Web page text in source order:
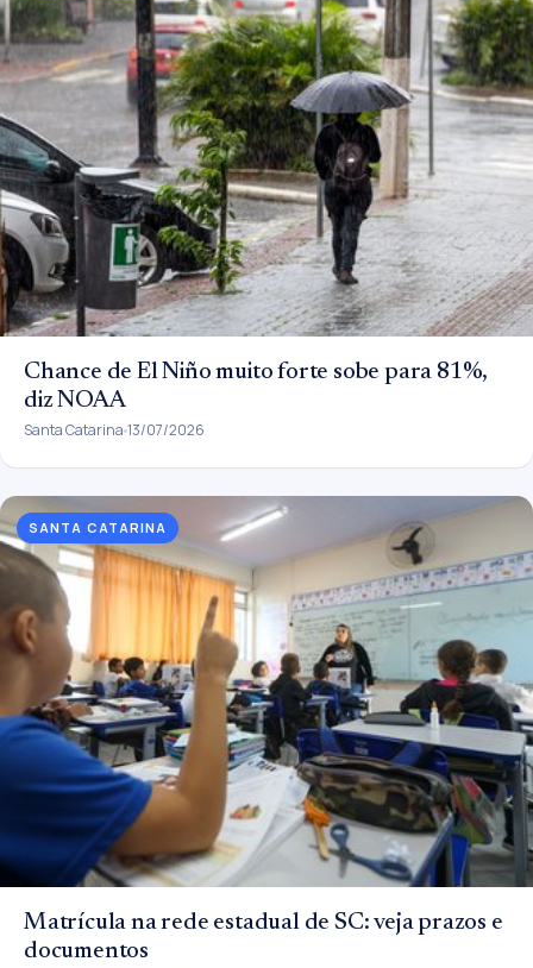
Chance de El Niño muito forte sobe para 81%,
diz NOAA
Santa Catarina 13/07/2026
SANTA CATARINA
Matrícula na rede estadual de SC: veja prazos e
documentos